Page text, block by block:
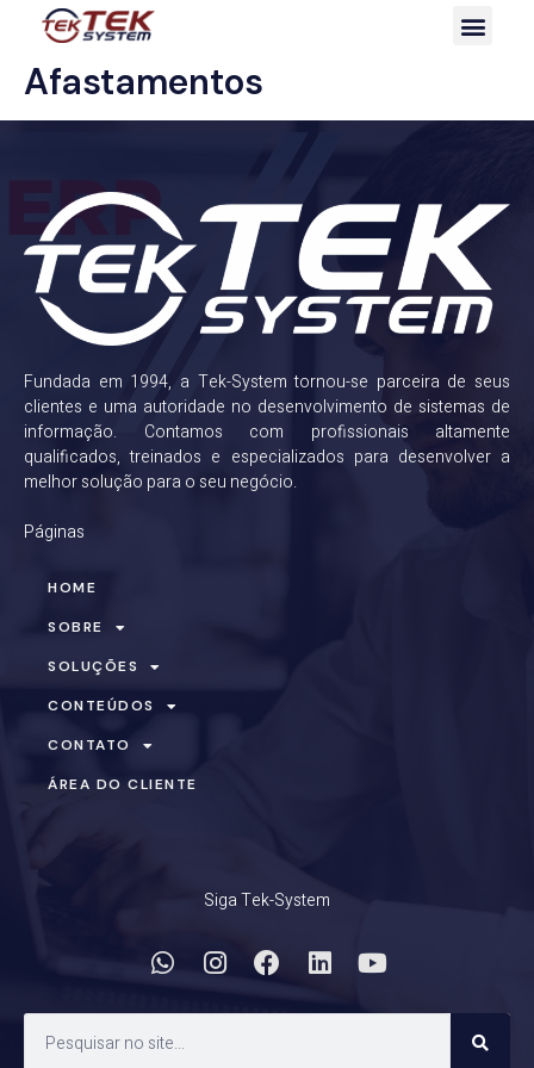
Afastamentos
Fundada em 1994, a Tek-System tornou-se parceira de seus
clientes e uma autoridade no desenvolvimento de sistemas de
informação. Contamos com profissionais altamente
qualificados, treinados e especializados para desenvolver a
melhor solução para o seu negócio.
Páginas
HOME
SOBRE
SOLUÇÕES
CONTEÚDOS
CONTATO
ÁREA DO CLIENTE
Siga Tek-System